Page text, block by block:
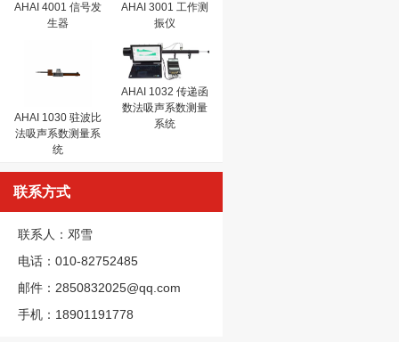
AHAI 4001 信号发
生器
AHAI 3001 工作测
振仪
AHAI 1030 驻波比
法吸声系数测量系
统
AHAI 1032 传递函
数法吸声系数测量
系统
联系方式
联系人：邓雪
电话：010-82752485
邮件：2850832025@qq.com
手机：18901191778